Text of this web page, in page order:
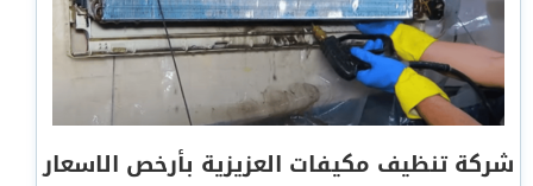
شركة تنظيف مكيفات العزيزية بأرخص الاسعار